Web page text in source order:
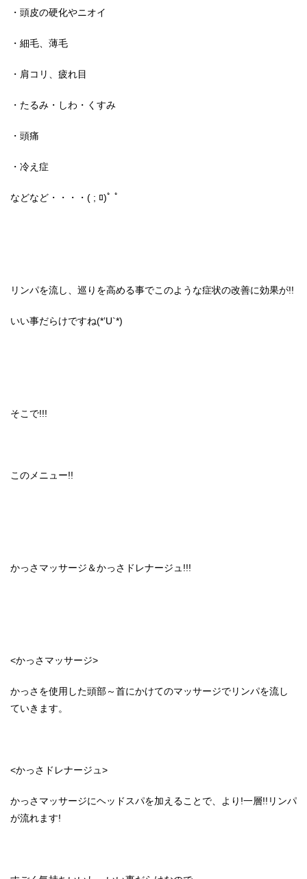
・頭皮の硬化やニオイ
・細毛、薄毛
・肩コリ、疲れ目
・たるみ・しわ・くすみ
・頭痛
・冷え症
などなど・・・・( ; ﾛ)ﾟ ﾟ
リンパを流し、巡りを高める事でこのような症状の改善に効果が!!
いい事だらけですね(*’U`*)
そこで!!!
このメニュー!!
かっさマッサージ＆かっさドレナージュ!!!
<かっさマッサージ>
かっさを使用した頭部～首にかけてのマッサージでリンパを流し
ていきます。
<かっさドレナージュ>
かっさマッサージにヘッドスパを加えることで、より!一層!!リンパ
が流れます!